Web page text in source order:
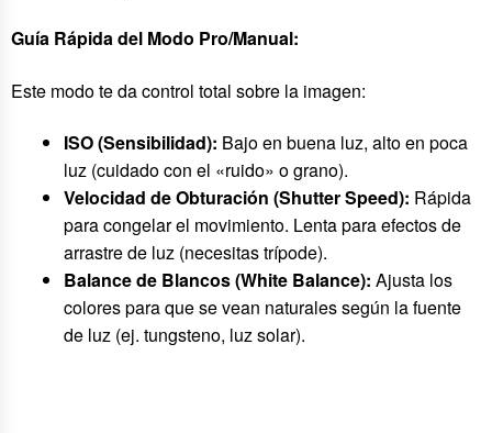
Guía Rápida del Modo Pro/Manual:
Este modo te da control total sobre la imagen:
ISO (Sensibilidad): Bajo en buena luz, alto en poca
luz (cuidado con el «ruido» o grano).
Velocidad de Obturación (Shutter Speed): Rápida
para congelar el movimiento. Lenta para efectos de
arrastre de luz (necesitas trípode).
Balance de Blancos (White Balance): Ajusta los
colores para que se vean naturales según la fuente
de luz (ej. tungsteno, luz solar).